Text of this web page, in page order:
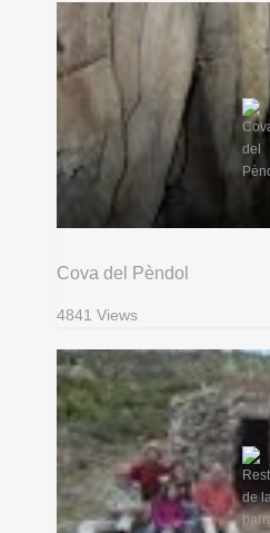
Cova del Pèndol
4841 Views